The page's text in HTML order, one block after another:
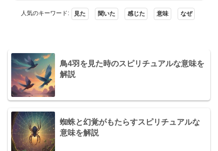
人気のキーワード: 見た 聞いた 感じた 意味 なぜ
鳥4羽を見た時のスピリチュアルな意味を
解説
蜘蛛と幻覚がもたらすスピリチュアルな
意味を解説